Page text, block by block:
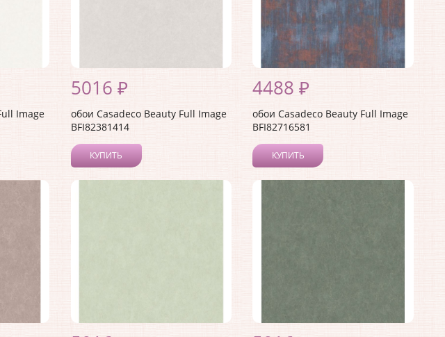
Image
5016 ₽
обои Casadeco Beauty Full Image
BFI82381414
КУПИТЬ
4488 ₽
обои Casadeco Beauty Full Image
BFI82716581
КУПИТЬ